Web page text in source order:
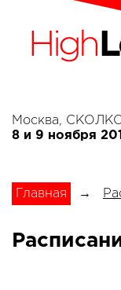
Москва,
8 и 9 ноября
Главная →